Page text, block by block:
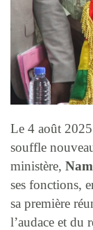
Le 4 août
souffle
ministère,
ses fonctions,
sa première
l’audace et du